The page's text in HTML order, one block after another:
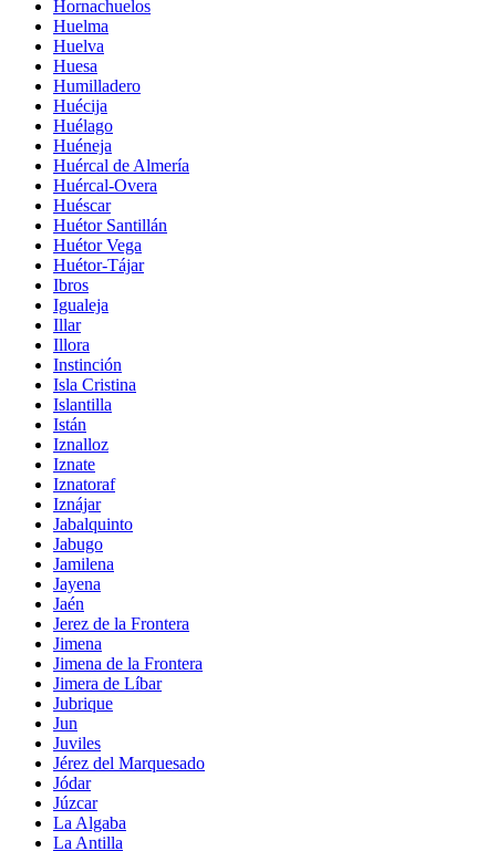
Hornachuelos
Huelma
Huelva
Huesa
Humilladero
Huécija
Huélago
Huéneja
Huércal de Almería
Huércal-Overa
Huéscar
Huétor Santillán
Huétor Vega
Huétor-Tájar
Ibros
Igualeja
Illar
Illora
Instinción
Isla Cristina
Islantilla
Istán
Iznalloz
Iznate
Iznatoraf
Iznájar
Jabalquinto
Jabugo
Jamilena
Jayena
Jaén
Jerez de la Frontera
Jimena
Jimena de la Frontera
Jimera de Líbar
Jubrique
Jun
Juviles
Jérez del Marquesado
Jódar
Júzcar
La Algaba
La Antilla